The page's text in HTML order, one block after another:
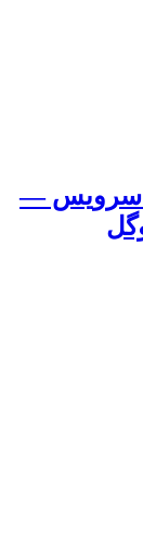
سرویس —